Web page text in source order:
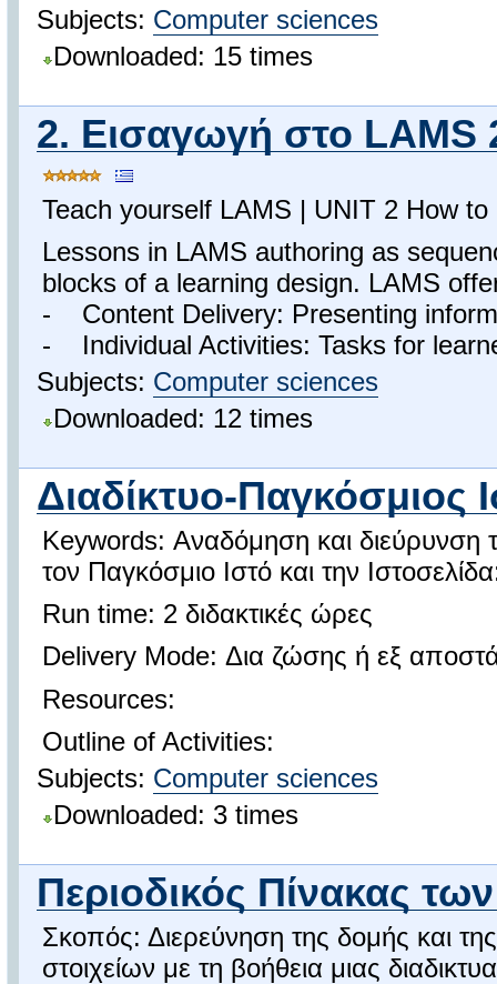
Subjects: Computer sciences
Downloaded: 15 times
2. Εισαγωγή στο
Teach yourself LAMS | UNIT 2 How
Lessons in LAMS authoring as
blocks of a learning design. LAMS
- Content Delivery: Presenting
- Individual Activities: Tasks for
Subjects: Computer sciences
Downloaded: 12 times
Διαδίκτυο-Παγκόσμιος
Keywords: Αναδόμηση και διεύρυνση
τον Παγκόσμιο Ιστό και την
Run time: 2 διδακτικές ώρες
Delivery Mode: Δια ζώσης ή εξ
Resources:
Outline of Activities:
Subjects: Computer sciences
Downloaded: 3 times
Περιοδικός Πίνακας
Σκοπός: Διερεύνηση της δομής και
στοιχείων με τη βοήθεια μιας